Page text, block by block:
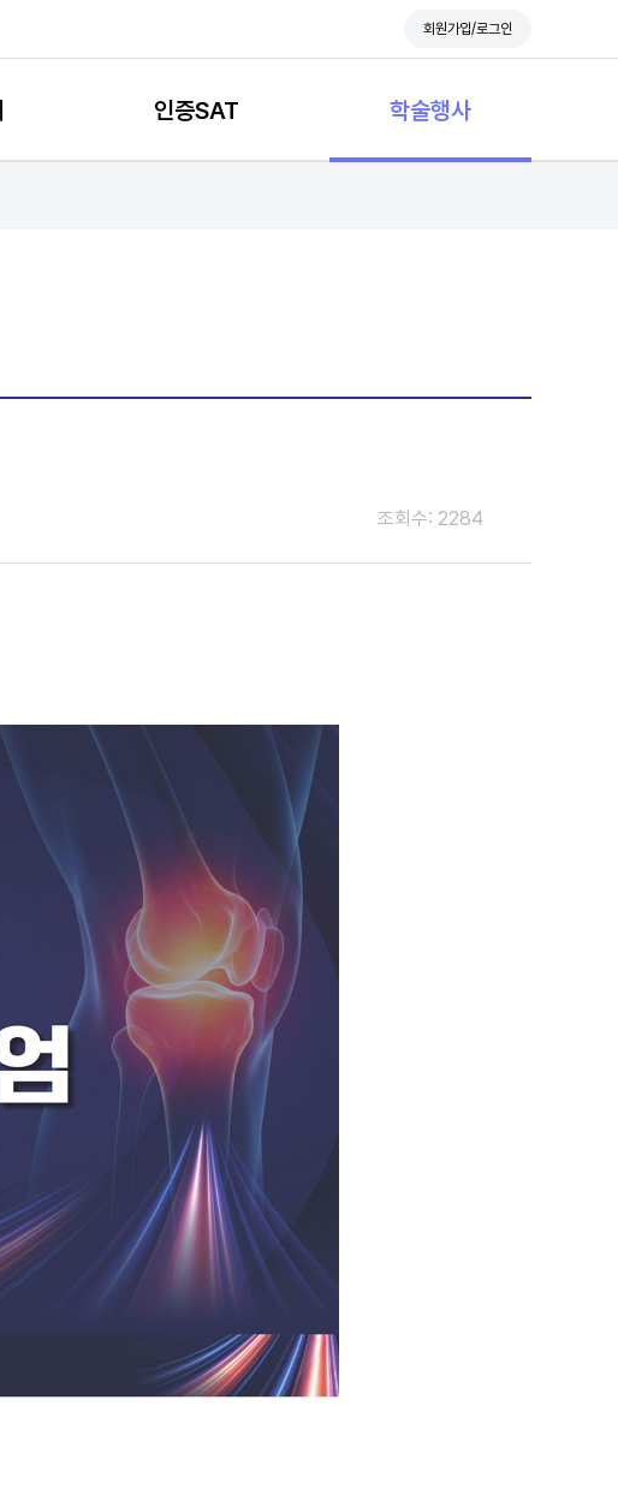
회원가입/로그인
인증SAT 학술행사
조회수: 2284